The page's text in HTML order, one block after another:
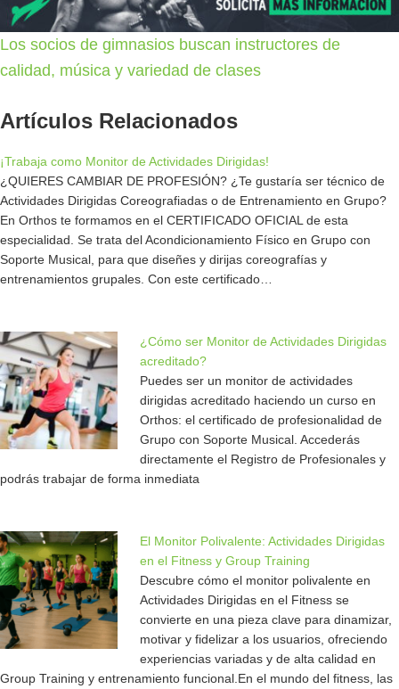
Los socios de gimnasios buscan instructores de
calidad, música y variedad de clases
Artículos Relacionados
¡Trabaja como Monitor de Actividades Dirigidas!
¿QUIERES CAMBIAR DE PROFESIÓN? ¿Te gustaría ser técnico de
Actividades Dirigidas Coreografiadas o de Entrenamiento en Grupo?
En Orthos te formamos en el CERTIFICADO OFICIAL de esta
especialidad. Se trata del Acondicionamiento Físico en Grupo con
Soporte Musical, para que diseñes y dirijas coreografías y
entrenamientos grupales. Con este certificado…
¿Cómo ser Monitor de Actividades Dirigidas
acreditado?
Puedes ser un monitor de actividades
dirigidas acreditado haciendo un curso en
Orthos: el certificado de profesionalidad de
Grupo con Soporte Musical. Accederás
directamente el Registro de Profesionales y
podrás trabajar de forma inmediata
El Monitor Polivalente: Actividades Dirigidas
en el Fitness y Group Training
Descubre cómo el monitor polivalente en
Actividades Dirigidas en el Fitness se
convierte en una pieza clave para dinamizar,
motivar y fidelizar a los usuarios, ofreciendo
experiencias variadas y de alta calidad en
Group Training y entrenamiento funcional.En el mundo del fitness, las